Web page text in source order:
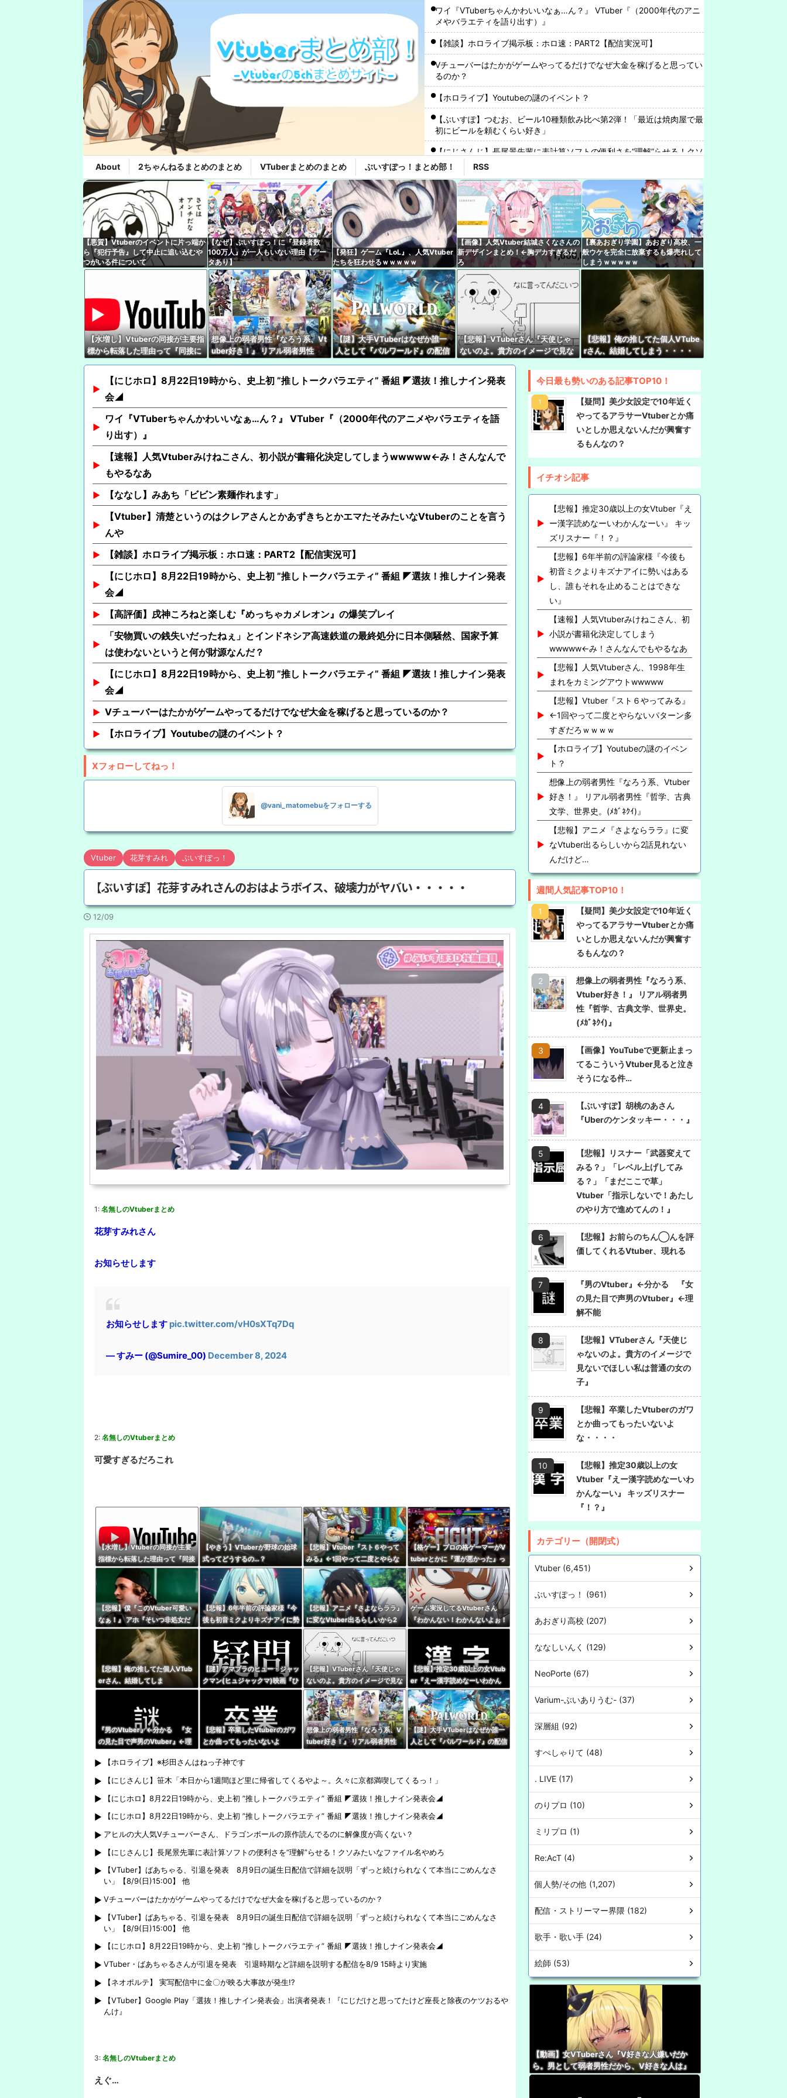
ワイ『VTuberちゃんかわいいなぁ…ん？』 VTuber『（2000年代のアニ
メやバラエティを語り出す）』
【雑談】ホロライブ掲示板：ホロ速：PART2【配信実況可】
Vチューバーはたかがゲームやってるだけでなぜ大金を稼げると思ってい
るのか？
【ホロライブ】Youtubeの謎のイベント？
【ぶいすぽ】つむお、ビール10種類飲み比べ第2弾！「最近は焼肉屋で最
初にビールを頼むくらい好き」
【にじさんじ】長尾景先輩に表計算ソフトの便利さを“理解”らせる！クソ
みたいなファイル名やめろ
【にじさんじ】 五木、すべてをメモ帳で管理する長尾に表計算ソフトを
布教へ『企画趣旨でもう草生える』【8/6(木)20:00】
ロシア、ウクライナの大規模通販倉庫を攻撃…ワイルドベリーズへの報
復！
【にじホロ】8月22日19時から、史上初 ”推しトークバラエティ” 番組 ◤
選抜！推しナイン発表会◢
【たしかに？】X民さん『現代オタクが割れ行為を異常に叩く理由、ソシ
ャゲとVTuberしか追ってない"一般人"だからです』
「安物買いの銭失いだったねぇ」とインドネシア高速鉄道の最終処分に
日本側騒然、国家予算は使わないというと何が財源なんだ？
【.LIVE】ばあちゃる引退のおしらせ
【高評価】戌神ころねと楽しむ『めっちゃカメレオン』の爆笑プレイ
【速報】人気Vtuberみけねこさん、初小説が書籍化決定してしまう
wwwww←み！さんなんでもやるなあ
【8/2㈯20時～】トワ様生誕3Dライブ2026開催決定！！！100万人チケ
About 2ちゃんねるまとめのまとめ VTuberまとめのまとめ ぶいすぽっ！まとめ部！ RSS
【悪質】Vtuberのイベントに片っ端か
ら『犯行予告』して中止に追い込むや
つがいる件について
【なぜ】ぶいすぽっ！に『登録者数
100万人』が一人もいない理由【デー
タあり】
【発狂】ゲーム『LoL』、人気Vtuber
たちを狂わせるｗｗｗｗｗ
【画像】人気Vtuber結城さくなさんの
新デザインまとめ！←胸デカすぎるだ
ろ
【裏あおぎり学園】あおぎり高校、一
般ウケを完全に放棄するも爆売れして
しまうｗｗｗｗｗ
【水増し】Vtuberの同接が主要指
標から転落した理由って『同接に
ぶり出された』からだよな
想像上の弱者男性『なろう系、Vt
uber好き！』 リアル弱者男性
ﾈｸｲ)』
【謎】大手VTuberはなぜか誰一
人として『パルワールド』の配信
【悲報】VTuberさん『天使じゃ
ないのよ。貴方のイメージで見な
【悲報】俺の推してた個人VTube
rさん、結婚してしまう・・・・
【にじホロ】8月22日19時から、史上初 ”推しトークバラエティ” 番組 ◤選抜！推しナイン発表
会◢
ワイ『VTuberちゃんかわいいなぁ…ん？』 VTuber『（2000年代のアニメやバラエティを語
り出す）』
【速報】人気Vtuberみけねこさん、初小説が書籍化決定してしまうwwwww←み！さんなんで
もやるなあ
【ななし】みあち「ビビン素麺作れます」
【Vtuber】清楚というのはクレアさんとかあずきちとかエマたそみたいなVtuberのことを言う
んや
【雑談】ホロライブ掲示板：ホロ速：PART2【配信実況可】
【にじホロ】8月22日19時から、史上初 ”推しトークバラエティ” 番組 ◤選抜！推しナイン発表
会◢
【高評価】戌神ころねと楽しむ『めっちゃカメレオン』の爆笑プレイ
「安物買いの銭失いだったねぇ」とインドネシア高速鉄道の最終処分に日本側騒然、国家予算
は使わないというと何が財源なんだ？
【にじホロ】8月22日19時から、史上初 ”推しトークバラエティ” 番組 ◤選抜！推しナイン発表
会◢
Vチューバーはたかがゲームやってるだけでなぜ大金を稼げると思っているのか？
【ホロライブ】Youtubeの謎のイベント？
Xフォローしてねっ！
@vani_matomebuをフォローする
Vtuber 花芽すみれ ぶいすぽっ！
【ぶいすぽ】花芽すみれさんのおはようボイス、破壊力がヤバい・・・・・
12/09
1: 名無しのVtuberまとめ
花芽すみれさん
お知らせします
お知らせします pic.twitter.com/vH0sXTq7Dq
— すみー (@Sumire_00) December 8, 2024
2: 名無しのVtuberまとめ
可愛すぎるだろこれ
【水増し】Vtuberの同接が主要
指標から転落した理由って『同接
に対して高評価数が少ない配信が
あぶり出された』からだよな
【やきう】VTuberが野球の始球
式ってどうするの…？
【悲報】Vtuber『スト６やって
みる』←1回やって二度とやらな
いパターン多すぎだろｗｗｗｗ
【格ゲー】プロの格ゲーマーがV
tuberとかに『運が悪かった』っ
て被弾した時に言うの嫌い
【悲報】僕『このVtuber可愛い
なぁ！』 アホ『そいつ非処女だ
ぞ』←これｗｗｗ
【悲報】6年半前の評論家様『今
後も初音ミクよりキズナアイに勢
いはあるし、誰もそれを止めるこ
とはできない』
【悲報】アニメ『さよならララ』
に変なVtuber出るらしいから2
話見れないんだけど…
ゲーム実況してるVtuberさん
『わかんない！わかんないよぉ！
ｗ』 親切ボク『あっそれはです
ね！』 Ｖさん『ネタバレやめて
ね！』
【悲報】俺の推してた個人VTub
erさん、結婚してしま
う・・・・
【謎】アマプラのヒュー・ジャッ
クマン(ヒュジャックマ)映画『ひ
つじ探偵団』、VTuberの同時視
聴が滅茶苦茶多い…いったいなぜ
【悲報】VTuberさん『天使じゃ
ないのよ。貴方のイメージで見な
いでほしい私は普通の女の子』
【悲報】推定30歳以上の女Vtub
er『えー漢字読めなーいわかん
なーい』 キッズリスナー
『！？』
『男のVtuber』←分かる 『女
の見た目で声男のVtuber』←理
【悲報】卒業したVtuberのガワ
とか曲ってもったいないよ
想像上の弱者男性『なろう系、V
tuber好き！』 リアル弱者男性
【謎】大手VTuberはなぜか誰一
人として『パルワールド』の配信
【ホロライブ】※杉田さんはねっ子神です
【にじさんじ】笹木「本日から1週間ほど里に帰省してくるやよ～。久々に京都満喫してくるっ！」
【にじホロ】8月22日19時から、史上初 ”推しトークバラエティ” 番組 ◤選抜！推しナイン発表会◢
【にじホロ】8月22日19時から、史上初 ”推しトークバラエティ” 番組 ◤選抜！推しナイン発表会◢
アヒルの大人気Vチューバーさん、ドラゴンボールの原作読んでるのに解像度が高くない？
【にじさんじ】長尾景先輩に表計算ソフトの便利さを“理解”らせる！クソみたいなファイル名やめろ
【VTuber】ばあちゃる、引退を発表 8月9日の誕生日配信で詳細を説明「ずっと続けられなくて本当にごめんなさ
い」【8/9(日)15:00】 他
Vチューバーはたかがゲームやってるだけでなぜ大金を稼げると思っているのか？
【VTuber】ばあちゃる、引退を発表 8月9日の誕生日配信で詳細を説明「ずっと続けられなくて本当にごめんなさ
い」【8/9(日)15:00】 他
【にじホロ】8月22日19時から、史上初 ”推しトークバラエティ” 番組 ◤選抜！推しナイン発表会◢
VTuber・ばあちゃるさんが引退を発表 引退時期など詳細を説明する配信を8/9 15時より実施
【ネオポルテ】 実写配信中に金〇が映る大事故が発生!?
【VTuber】Google Play「選抜！推しナイン発表会」出演者発表！『にじだけと思ってたけど座長と除夜のケツおるや
んけ』
3: 名無しのVtuberまとめ
えぐ…
今日最も勢いのある記事TOP10！
【疑問】美少女設定で10年近く
やってるアラサーVtuberとか痛
いとしか思えないんだが興奮す
るもんなの？
イチオシ記事
【悲報】推定30歳以上の女Vtuber『え
ー漢字読めなーいわかんなーい』 キッ
ズリスナー『！？』
【悲報】6年半前の評論家様『今後も
初音ミクよりキズナアイに勢いはある
し、誰もそれを止めることはできな
い』
【速報】人気Vtuberみけねこさん、初
小説が書籍化決定してしまう
wwwww←み！さんなんでもやるなあ
【悲報】人気Vtuberさん、1998年生
まれをカミングアウトwwwww
【悲報】Vtuber『スト６やってみる』
←1回やって二度とやらないパターン多
すぎだろｗｗｗｗ
【ホロライブ】Youtubeの謎のイベン
ト？
想像上の弱者男性『なろう系、Vtuber
好き！』 リアル弱者男性『哲学、古典
文学、世界史。(ﾒｶﾞﾈｸｲ)』
【悲報】アニメ『さよならララ』に変
なVtuber出るらしいから2話見れない
んだけど…
週間人気記事TOP10！
【疑問】美少女設定で10年近く
やってるアラサーVtuberとか痛
いとしか思えないんだが興奮す
るもんなの？
想像上の弱者男性『なろう系、
Vtuber好き！』 リアル弱者男
性『哲学、古典文学、世界史。
(ﾒｶﾞﾈｸｲ)』
【画像】YouTubeで更新止まっ
てるこういうVtuber見ると泣き
そうになる件…
【ぶいすぽ】胡桃のあさん
『Uberのケンタッキー・・・』
【悲報】リスナー「武器変えて
みる？」「レベル上げしてみ
る？」「まだここで草」
Vtuber「指示しないで！あたし
のやり方で進めてんの！』
【悲報】お前らのちん◯んを評
価してくれるVtuber、現れる
『男のVtuber』←分かる 『女
の見た目で声男のVtuber』←理
解不能
【悲報】VTuberさん『天使じ
ゃないのよ。貴方のイメージで
見ないでほしい私は普通の女の
子』
【悲報】卒業したVtuberのガワ
とか曲ってもったいないよ
な・・・・
【悲報】推定30歳以上の女
Vtuber『えー漢字読めなーいわ
かんなーい』 キッズリスナー
『！？』
カテゴリー（開閉式）
Vtuber (6,451)
ぶいすぽっ！ (961)
あおぎり高校 (207)
ななしいんく (129)
NeoPorte (67)
Varium-ぶいありうむ- (37)
深層組 (92)
すぺしゃりて (48)
. LIVE (17)
のりプロ (10)
ミリプロ (1)
Re:AcT (4)
個人勢/その他 (1,207)
配信・ストリーマー界隈 (182)
歌手・歌い手 (24)
絵師 (53)
【動画】女VTuberさん『V好きな人嫌いだか
ら。男として弱者男性だから、V好きな人は』